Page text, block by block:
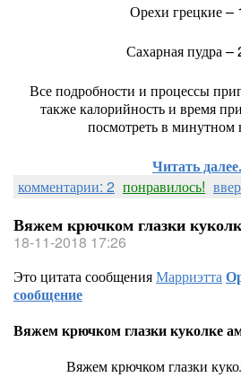
Орехи грецкие –
Сахарная пудра –
Все подробности и процессы
также калорийность и время
посмотреть в минутном
Читать
комментарии: 2 понравилось!
Вяжем крючком глазки
18-11-2018 17:26
Это цитата сообщенияМарриэтта
сообщение
Вяжем крючком глазки куколке
Вяжем крючком глазки